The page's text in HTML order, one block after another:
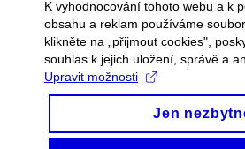
K vyhodnocování tohoto webu a k
obsahu a reklam používáme
klikněte na „přijmout cookies",
souhlas k jejich uložení, správě a
Upravit možnosti
Jen